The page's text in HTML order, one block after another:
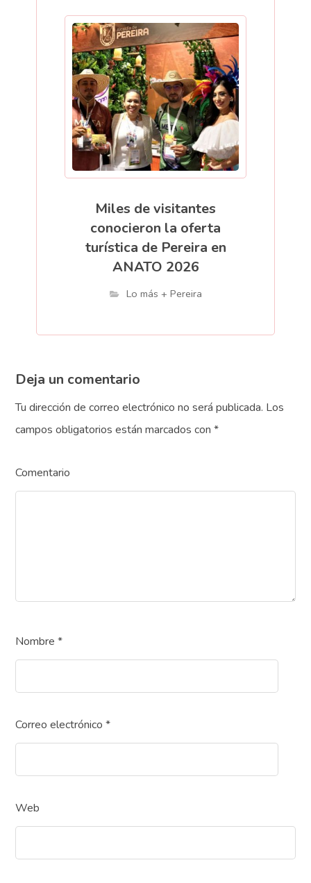
Miles de visitantes
conocieron la oferta
turística de Pereira en
ANATO 2026
Lo más + Pereira
Deja un comentario
Tu dirección de correo electrónico no será publicada. Los
campos obligatorios están marcados con*
Comentario
Nombre*
Correo electrónico*
Web